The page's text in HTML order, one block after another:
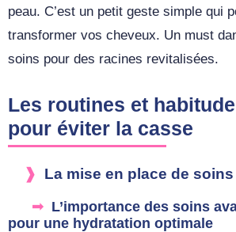
peau. C’est un petit geste simple qui
transformer vos cheveux. Un must
soins pour des racines revitalisées.
Les routines et
pour éviter la casse
La mise en place de
L’importance des soins
pour une hydratation optimale